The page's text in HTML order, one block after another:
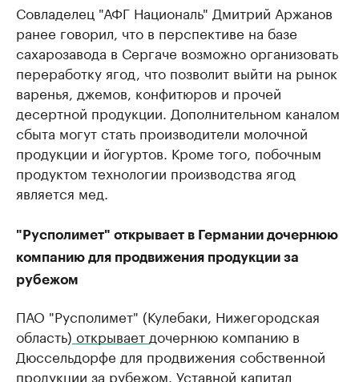
Совладелец "АФГ Националь" Дмитрий Аржанов
ранее говорил, что в перспективе на базе
сахарозавода в Сергаче возможно организовать
переработку ягод, что позволит выйти на рынок
варенья, джемов, конфитюров и прочей
десертной продукции. Дополнительном каналом
сбыта могут стать производители молочной
продукции и йогуртов. Кроме того, побочным
продуктом технологии производства ягод
является мед.
"Русполимет" открывает в Германии дочернюю
компанию для продвижения продукции за
рубежом
ПАО "Русполимет" (Кулебаки, Нижегородская
область) открывает дочернюю компанию в
Дюссельдорфе для продвижения собственной
продукции за рубежом. Уставной капитал